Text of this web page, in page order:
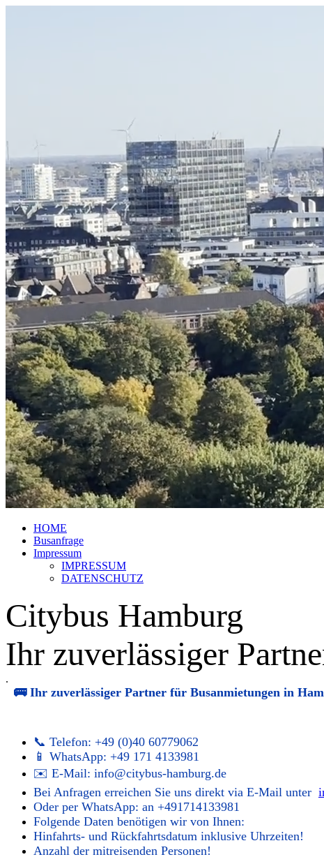
HOME
Busanfrage
Impressum
IMPRESSUM
DATENSCHUTZ
Citybus Hamburg
Ihr zuverlässiger
.
🚌 Ihr zuverlässiger Partner für Busanmietungen in
📞 Telefon: +49 (0)40 60779062
📱 WhatsApp: +49 171 4133981
✉️ E-Mail: info@citybus-hamburg.de
Bei Anfragen erreichen Sie uns direkt via E-Mail unter
Oder per WhatsApp: an +491714133981
Folgende Daten benötigen wir von Ihnen:
Hinfahrts- und Rückfahrtsdatum inklusive Uhrzeiten!
Anzahl der mitreisenden Personen!